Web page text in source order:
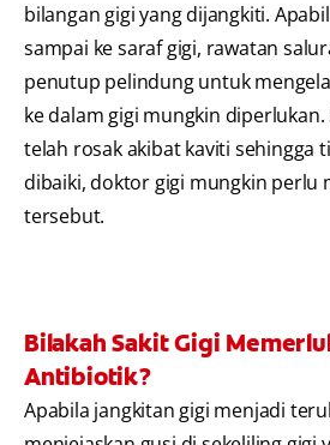
bilangan gigi yang dijangkiti.
sampai ke saraf gigi, rawatan
penutup pelindung untuk
ke dalam gigi mungkin diperlukan.
telah rosak akibat kaviti sehingga
dibaiki, doktor gigi mungkin perlu
tersebut.
Bilakah Sakit Gigi
Antibiotik?
Apabila jangkitan gigi menjadi